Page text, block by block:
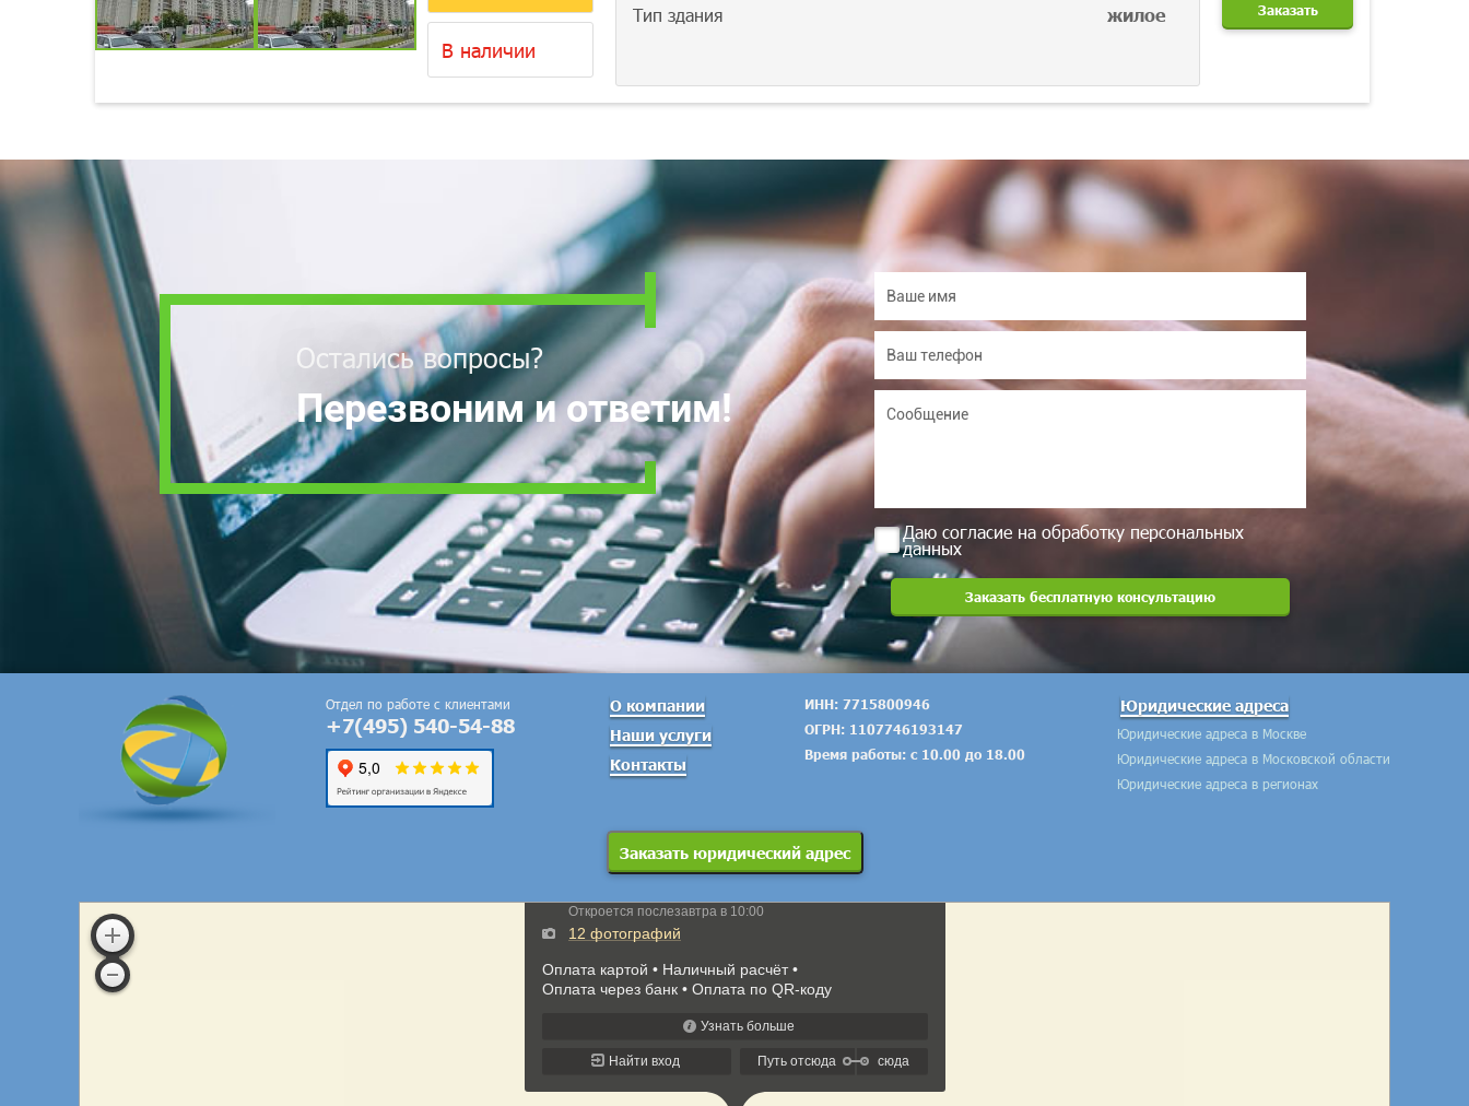
В наличии
Тип здания
жилое Заказать
Остались вопросы?
Перезвоним и ответим!
Даю согласие на обработку персональных
данных
Отдел по работе с клиентами
+7(495) 540-54-88
О компании
Наши услуги
Контакты
ИНН: 7715800946
ОГРН: 1107746193147
Время работы: с 10.00 до 18.00
Юридические адреса
Юридические адреса в Москве
Юридические адреса в Московской области
Юридические адреса в регионах
Заказать юридический адрес